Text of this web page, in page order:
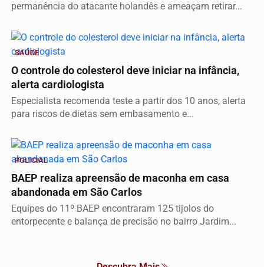
permanência do atacante holandês e ameaçam retirar...
SAÚDE
O controle do colesterol deve iniciar na infância,
alerta cardiologista
Especialista recomenda teste a partir dos 10 anos, alerta
para riscos de dietas sem embasamento e...
POLICIAL
BAEP realiza apreensão de maconha em casa
abandonada em São Carlos
Equipes do 11º BAEP encontraram 125 tijolos do
entorpecente e balança de precisão no bairro Jardim...